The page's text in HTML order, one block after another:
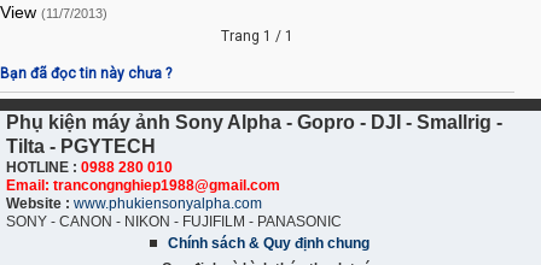
View (11/7/2013)
Trang 1 / 1
Bạn đã đọc tin này chưa ?
Phụ kiện máy ảnh Sony Alpha - Gopro - DJI - Smallrig -
Tilta - PGYTECH
HOTLINE : 0988 280 010
Email: trancongnghiep1988@gmail.com
Website : www.phukiensonyalpha.com
SONY - CANON - NIKON - FUJIFILM - PANASONIC
Chính sách & Quy định chung